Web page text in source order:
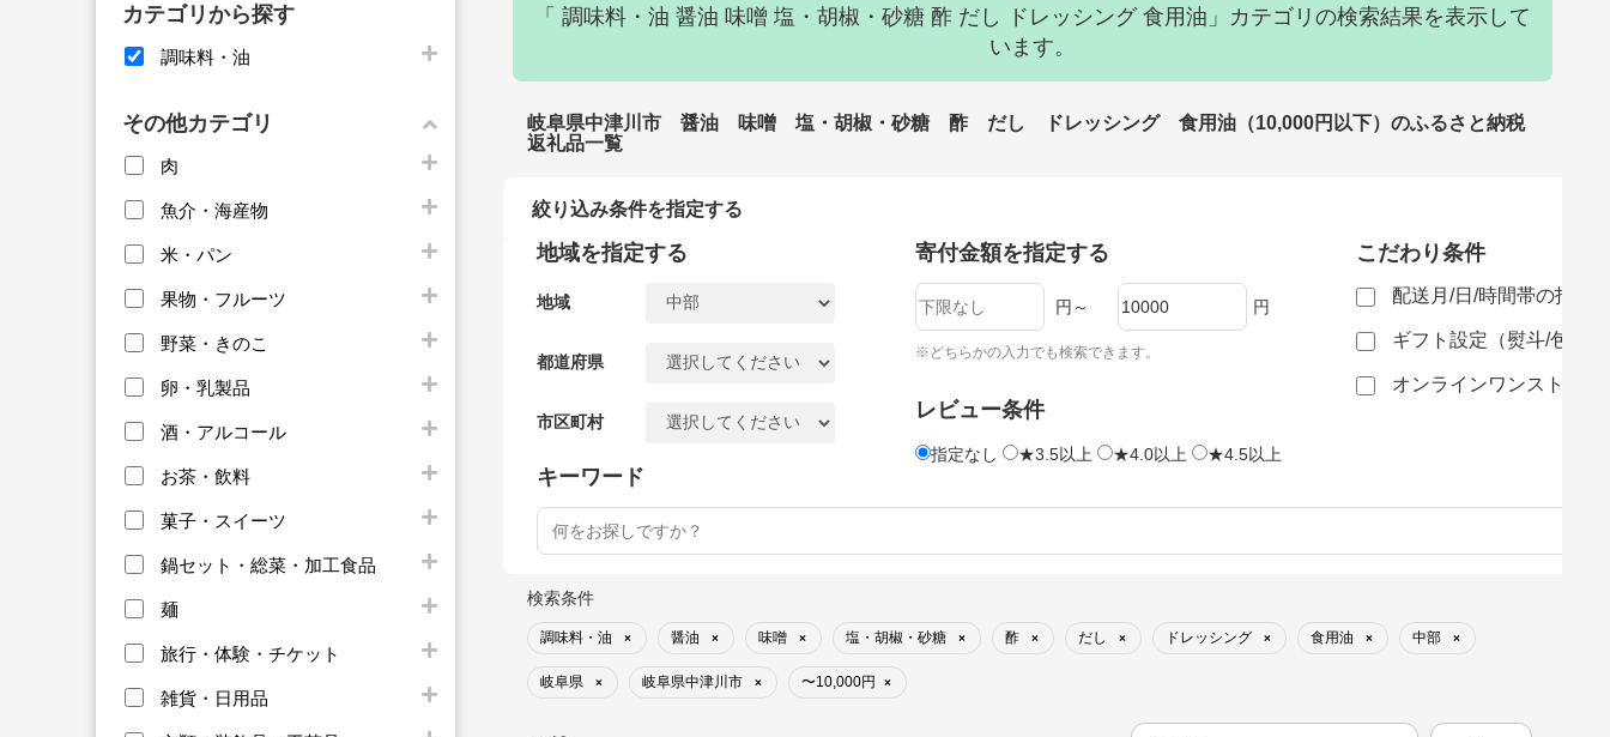
カテゴリから探す
調味料・油
その他カテゴリ
肉
魚介・海産物
米・パン
果物・フルーツ
野菜・きのこ
卵・乳製品
酒・アルコール
お茶・飲料
菓子・スイーツ
鍋セット・総菜・加工食品
麺
旅行・体験・チケット
雑貨・日用品
「 調味料・油 醤油 味噌 塩・胡椒・砂糖 酢 だし ドレッシング 食用油」カテゴリの検索結果を表示して
います。
岐阜県中津川市 醤油 味噌 塩・胡椒・砂糖 酢 だし ドレッシング 食用油（10,000円以下）のふるさと納税
返礼品一覧
絞り込み条件を指定する
地域を指定する
地域
都道府県
市区町村
寄付金額を指定する
円～ 円
※どちらかの入力でも検索できます。
レビュー条件
指定なし ★3.5以上 ★4.0以上 ★4.5以上
こだわり条件
配送月/日/時間帯の指定
ギフト設定（熨斗/包装
オンラインワンストップ
キーワード
検索条件
調味料・油 × 醤油 × 味噌 × 塩・胡椒・砂糖 × 酢 × だし × ドレッシング × 食用油 × 中部 ×
岐阜県 × 岐阜県中津川市 × 〜10,000円 ×